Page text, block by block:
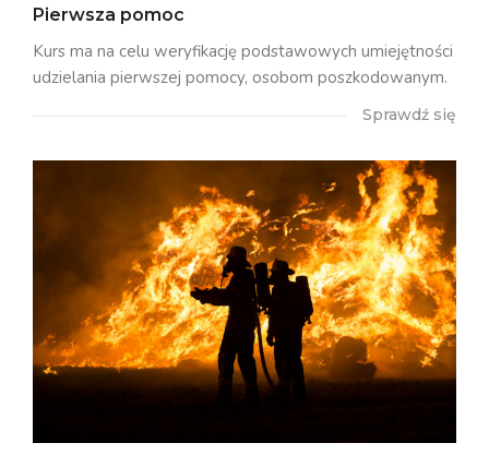
Pierwsza pomoc
Kurs ma na celu weryfikację podstawowych umiejętności
udzielania pierwszej pomocy, osobom poszkodowanym.
Sprawdź się